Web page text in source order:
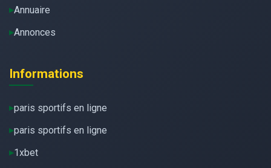
Annuaire
Annonces
Informations
paris sportifs en ligne
paris sportifs en ligne
1xbet